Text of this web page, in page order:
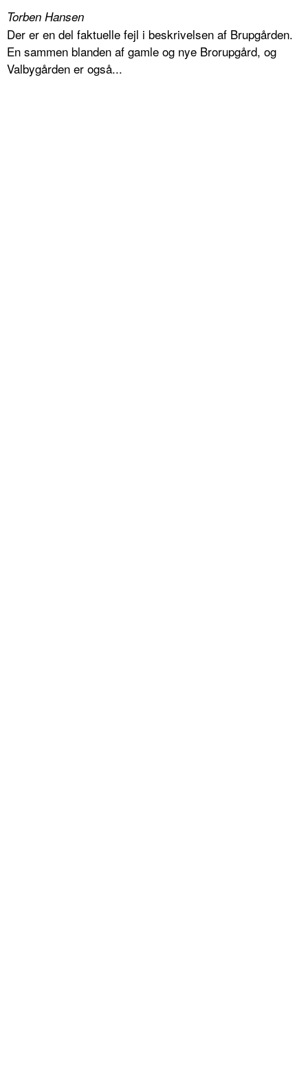
Torben Hansen
Der er en del faktuelle fejl i beskrivelsen af Brupgården.
En sammen blanden af gamle og nye Brorupgård, og
Valbygården er også...